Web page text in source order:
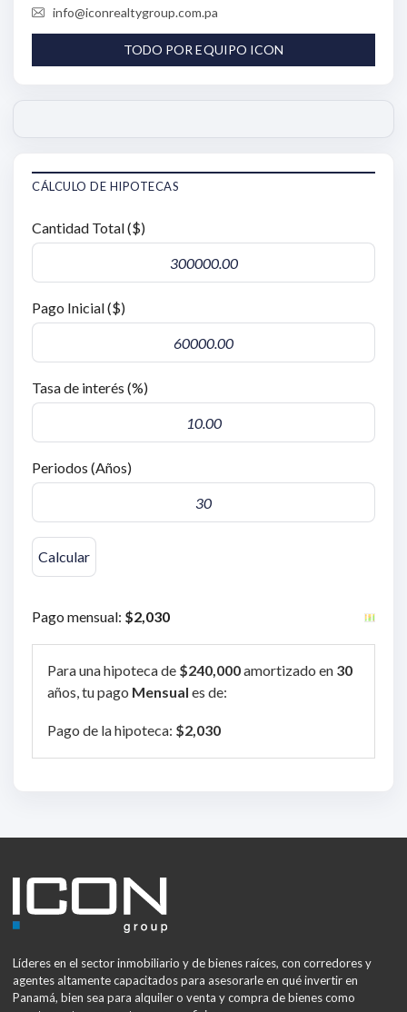
info@iconrealtygroup.com.pa
TODO POR EQUIPO ICON
CÁLCULO DE HIPOTECAS
Cantidad Total ($)
Pago Inicial ($)
Tasa de interés (%)
Periodos (Años)
Pago mensual: $2,030
Para una hipoteca de $240,000amortizado en 30
años, tu pago Mensual es de:
Pago de la hipoteca: $2,030
Líderes en el sector inmobiliario y de bienes raíces, con corredores y
agentes altamente capacitados para asesorarle en qué invertir en
Panamá, bien sea para alquiler o venta y compra de bienes como